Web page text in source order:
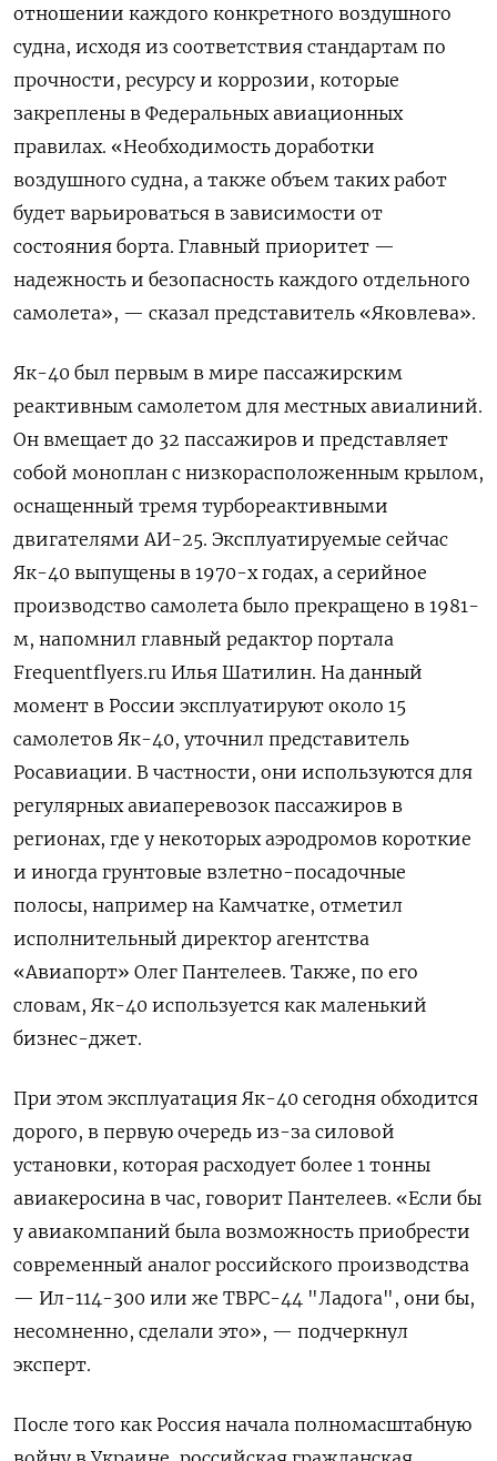
отношении каждого конкретного воздушного
судна, исходя из соответствия стандартам по
прочности, ресурсу и коррозии, которые
закреплены в Федеральных авиационных
правилах. «Необходимость доработки
воздушного судна, а также объем таких работ
будет варьироваться в зависимости от
состояния борта. Главный приоритет —
надежность и безопасность каждого отдельного
самолета», — сказал представитель «Яковлева».
Як-40 был первым в мире пассажирским
реактивным самолетом для местных авиалиний.
Он вмещает до 32 пассажиров и представляет
собой моноплан с низкорасположенным крылом,
оснащенный тремя турбореактивными
двигателями АИ-25. Эксплуатируемые сейчас
Як-40 выпущены в 1970-х годах, а серийное
производство самолета было прекращено в 1981-
м, напомнил главный редактор портала
Frequentflyers.ru Илья Шатилин. На данный
момент в России эксплуатируют около 15
самолетов Як-40, уточнил представитель
Росавиации. В частности, они используются для
регулярных авиаперевозок пассажиров в
регионах, где у некоторых аэродромов короткие
и иногда грунтовые взлетно-посадочные
полосы, например на Камчатке, отметил
исполнительный директор агентства
«Авиапорт» Олег Пантелеев. Также, по его
словам, Як-40 используется как маленький
бизнес-джет.
При этом эксплуатация Як-40 сегодня обходится
дорого, в первую очередь из-за силовой
установки, которая расходует более 1 тонны
авиакеросина в час, говорит Пантелеев. «Если бы
у авиакомпаний была возможность приобрести
современный аналог российского производства
— Ил-114-300 или же ТВРС-44 "Ладога", они бы,
несомненно, сделали это», — подчеркнул
эксперт.
После того как Россия начала полномасштабную